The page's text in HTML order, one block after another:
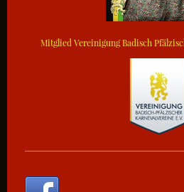
Mitglied Vereinigung Badisch